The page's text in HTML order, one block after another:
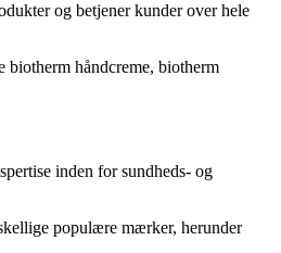
og betjener kunder over hele
håndcreme, biotherm
inden for sundheds- og
populære mærker, herunder